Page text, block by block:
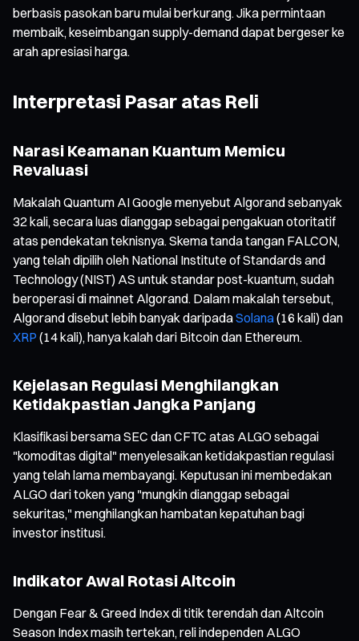
berbasis pasokan baru mulai berkurang. Jika permintaan
membaik, keseimbangan supply-demand dapat bergeser ke
arah apresiasi harga.
Interpretasi Pasar atas Reli
Narasi Keamanan Kuantum Memicu
Revaluasi
Makalah Quantum AI Google menyebut Algorand sebanyak
32 kali, secara luas dianggap sebagai pengakuan otoritatif
atas pendekatan teknisnya. Skema tanda tangan FALCON,
yang telah dipilih oleh National Institute of Standards and
Technology (NIST) AS untuk standar post-kuantum, sudah
beroperasi di mainnet Algorand. Dalam makalah tersebut,
Algorand disebut lebih banyak daripadaSolana(16 kali) dan
XRP (14 kali), hanya kalah dari Bitcoin dan Ethereum.
Kejelasan Regulasi Menghilangkan
Ketidakpastian Jangka Panjang
Klasifikasi bersama SEC dan CFTC atas ALGO sebagai
"komoditas digital" menyelesaikan ketidakpastian regulasi
yang telah lama membayangi. Keputusan ini membedakan
ALGO dari token yang "mungkin dianggap sebagai
sekuritas," menghilangkan hambatan kepatuhan bagi
investor institusi.
Indikator Awal Rotasi Altcoin
Dengan Fear & Greed Index di titik terendah dan Altcoin
Season Index masih tertekan, reli independen ALGO